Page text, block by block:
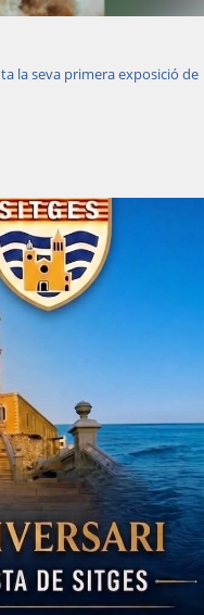
la seva primera exposició de